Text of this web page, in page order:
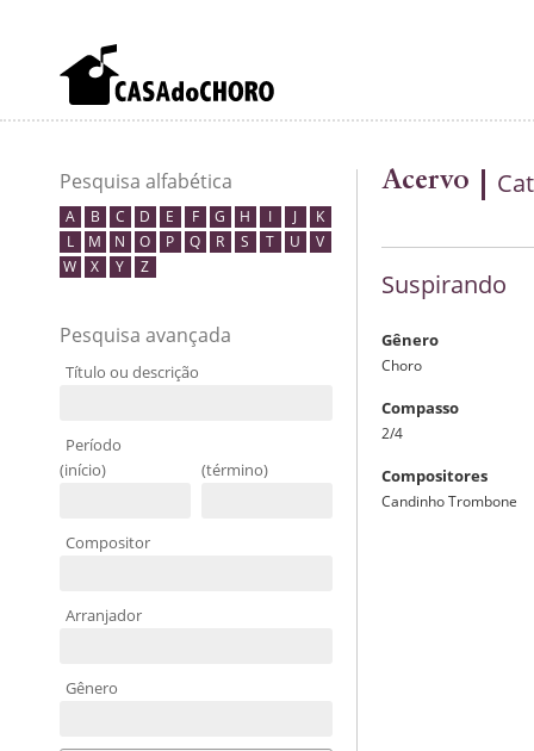
Pesquisa alfabética
A B C D E F G H I J
K
L
M N O P Q R S T U
V
W
X Y Z
Pesquisa avançada
Título ou descrição
Período
(início)
(término)
Compositor
Arranjador
Gênero
Acervo
Suspirando
Gênero
Choro
Compasso
2/4
Compositores
Candinho Trombone